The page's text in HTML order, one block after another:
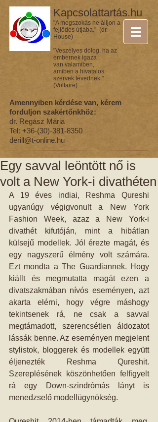
Kapcsolattartás.hu
"A megszokás ne álljon a
fejlődés útjába." (dr.
House)
"Veszélyes dolog, ha az
embernek igaza
van valamiben,
amiben a hivatalos
szervek tévednek."
(Voltaire)
Amennyiben kérdése van, kérem
forduljon szakértőnkhöz:
dr. Regász Mária
Tel: +36-(30)-381-8350
derill@t-online.hu
Egy savval leöntött nő is
volt a New York-i divathéten
A 19 éves indiai, Reshma Qureshi
ugyanúgy végigvonult a New York
Fashion Week, azaz a New York-i
divathét kifutóján, mint a hibátlan
külsejű modellek. Jól érezte magát, és
egy nagyszerű élmény volt számára.
Ezt mondta a The Guardiannek. Hogy
kiállt és megmutatta magát ezen a
divatszakmában nívós eseményen, azt
akarta elérni, hogy végre máshogy
tekintsenek rá, ne csak a savval
megtámadott, szerencsétlen áldozatot
lássák benne. Az eseményen megjelent
stylistok, bloggerek és modellek együtt
éljenezték Reshma Qureshit.
Szereplésének köszönhetően felfigyelt
rá egy Down-szindrómás lányt is
menedzselő modellügynökség.